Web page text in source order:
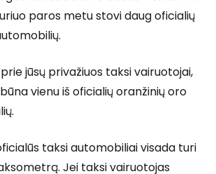
paros metu stovi daug oficialių
jūsų privažiuos taksi vairuotojai,
vienu iš oficialių oranžinių oro
taksi automobiliai visada turi
Jei taksi vairuotojas